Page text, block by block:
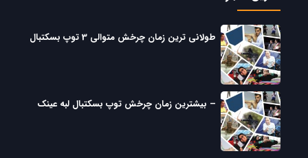
طولانی ترین زمان چرخش متوالی 3 توپ بسکتبال
– بیشترین زمان چرخش توپ بسکتبال لبه عینک